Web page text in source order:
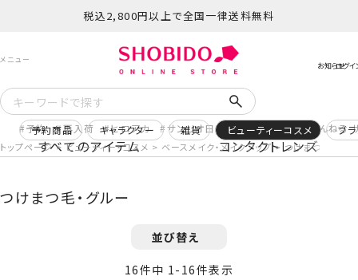
税込2,800円以上で全国一律送料無料
予約 再入荷 ヒロアカ サンリオ日焼け コスメヲタちゃんねる
すべてのアイテム コンタクトレンズ
予約商品 キャラクター 雑貨 ビューティーコスメ ブ
トップページ ビューティー・コスメ ベースメイク・メイクアップ つけまつ毛・グ
つけまつ毛・グルー
並び替え
16件中 1- 16件表示